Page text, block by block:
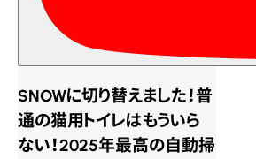
SNOWに切り替えました！普
通の猫用トイレはもういら
ない！2025年最高の自動掃